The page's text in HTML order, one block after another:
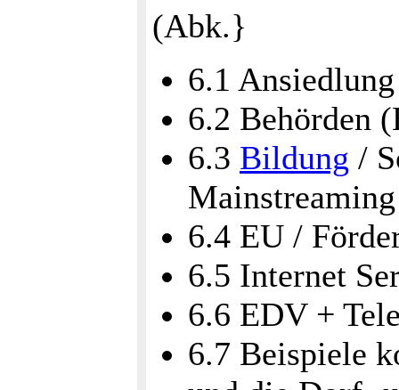
(Abk.}
6.1
6.2 Behörden
6.3 Bildung /
6.4 EU /
6.5 Internet
6.6 EDV +
6.7 Beispiele